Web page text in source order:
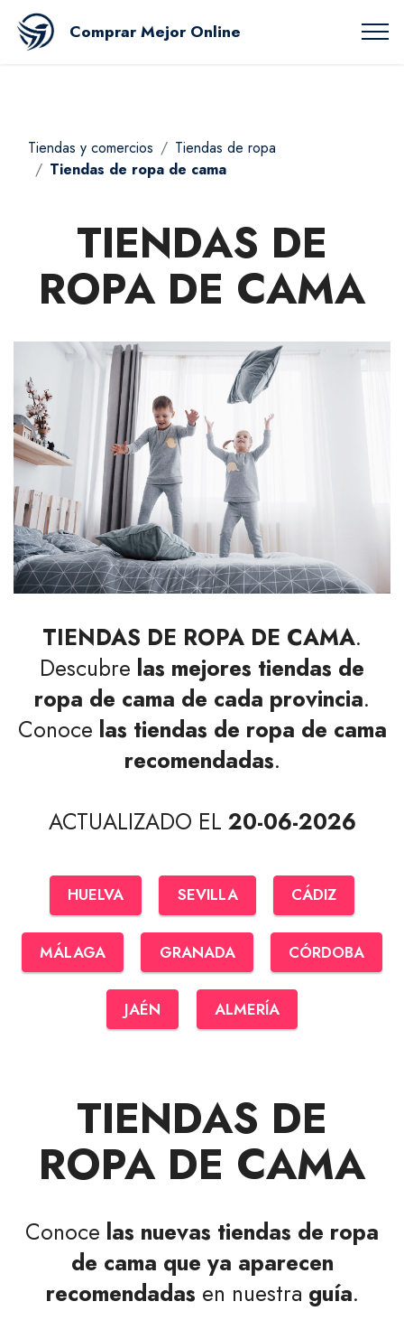
Comprar Mejor Online
Tiendas y comercios
Tiendas de ropa
Tiendas de ropa de cama
TIENDAS DE
ROPA DE CAMA
TIENDAS DE ROPA DE CAMA.
Descubre las mejores tiendas de
ropa de cama de cada provincia.
Conoce las tiendas de ropa de cama
recomendadas.
ACTUALIZADO EL 20-06-2026
HUELVA SEVILLA CÁDIZ
MÁLAGA GRANADA CÓRDOBA
JAÉN ALMERÍA
TIENDAS DE
ROPA DE CAMA
Conoce las nuevas tiendas de ropa
de cama que ya aparecen
recomendadas en nuestra guía.